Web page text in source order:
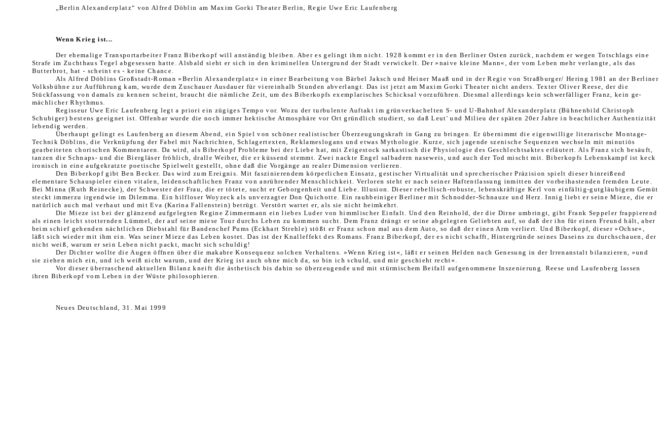
„Berlin Alexanderplatz“ von Alfred Döblin am Maxim Gorki Theater Berlin, Regie Uwe Eric Laufenberg
Wenn Krieg ist...
Der ehemalige Transportarbeiter Franz Biberkopf will anständig blei­ben. Aber es gelingt ihm nicht. 1928 kommt er in den Berliner Osten zurück, nachdem er wegen Totschlags eine
Strafe im Zuchthaus Tegel abgesessen hatte. Alsbald sieht er sich in den kriminellen Untergrund der Stadt verwickelt. Der »naive kleine Mann«, der vom Leben mehr verlangte, als das
Butterbrot, hat - scheint es - keine Chance.
Als Alfred Döblins Großstadt-Roman »Berlin Alexanderplatz« in einer Bear­beitung von Bärbel Jaksch und Heiner Maaß und in der Regie von Straßburger/ Hering 1981 an der Berliner
Volksbühne zur Aufführung kam, wurde dem Zu­schauer Ausdauer für viereinhalb Stun­den abverlangt. Das ist jetzt am Maxim Gorki Theater nicht anders. Texter Oliver Reese, der die
Stückfassung von damals zu kennen scheint, braucht die nämliche Zeit, um des Biberkopfs exemplarisches Schicksal vorzuführen. Diesmal aller­dings kein schwerfälliger Franz, kein ge­
mächlicher Rhythmus.
Regisseur Uwe Eric Laufenberg legt a priori ein zügiges Tempo vor. Wozu der turbulente Auftakt im grünverkachelten S- und U-Bahnhof Alexanderplatz (Büh­nenbild Christoph
Schubiger) bestens ge­eignet ist. Offenbar wurde die noch im­mer hektische Atmosphäre vor Ort gründlich studiert, so daß Leut' und Mi­lieu der späten 20er Jahre in beachtlicher Authentizität
lebendig werden.
Überhaupt gelingt es Laufenberg an die­sem Abend, ein Spiel von schöner reali­stischer Überzeugungskraft in Gang zu bringen. Er übernimmt die eigenwillige literarische Montage-
Technik Döblins, die Verknüpfung der Fabel mit Nach­richten, Schlagertexten, Reklameslogans und etwas Mythologie. Kurze, sich ja­gende szenische Sequenzen wechseln mit minutiös
gearbeiteten chorischen Kom­mentaren. Da wird, als Biberkopf Pro­bleme bei der Liebe hat, mit Zeigestock sarkastisch die Physiologie des Ge­schlechtsaktes erläutert. Als Franz sich besäuft,
tanzen die Schnaps- und die Biergläser fröhlich, dralle Weiber, die er küssend stemmt. Zwei nackte Engel sal­badern naseweis, und auch der Tod mischt mit. Biberkopfs Lebenskampf ist keck
ironisch in eine aufgekratzte poeti­sche Spielwelt gestellt, ohne daß die Vor­gänge an realer Dimension verlieren.
Den Biberkopf gibt Ben Becker. Das wird zum Ereignis. Mit faszinierendem körperlichen Einsatz, gestischer Virtuali­tät und sprecherischer Präzision spielt dieser hinreißend
elementare Schau­spieler einen vitalen, leidenschaftlichen Franz von anrührender Menschlichkeit. Verloren steht er nach seiner Haftentlas­sung inmitten der vorbeihastenden frem­den Leute.
Bei Minna (Ruth Reinecke), der Schwester der Frau, die er tötete, sucht er Geborgenheit und Liebe. Illusion. Dieser rebellisch-robuste, lebenskräftige Kerl von einfältig-gutgläubigem Gemüt
steckt immerzu irgendwie im Dilemma. Ein hilfloser Woyzeck als unverzagter Don Quichotte. Ein rauhbeiniger Berliner mit Schnodder-Schnauze und Herz. Innig liebt er seine Mieze, die er
natürlich auch mal verhaut und mit Eva (Karina Fallenstein) betrügt. Verstört wartet er, als sie nicht heimkehrt.
Die Mieze ist bei der glänzend aufge­legten Regine Zimmermann ein liebes Lu­der von himmlischer Einfalt. Und den Reinhold, der die Dirne umbringt, gibt Frank Seppeler frappierend
als einen leicht stotternden Lümmel, der auf seine miese Tour durchs Leben zu kommen sucht. Dem Franz drängt er seine abge­legten Geliebten auf, so daß der ihn für einen Freund hält, aber
beim schief ge­henden nächtlichen Diebstahl für Ban­denchef Pums (Eckhart Strehle) stößt er Franz schon mal aus dem Auto, so daß der einen Arm verliert. Und Biberkopf, dieser »Ochse«,
läßt sich wieder mit ihm ein. Was seiner Mieze das Leben kostet. Das ist der Knalleffekt des Romans. Franz Biberkopf, der es nicht schafft, Hintergründe seines Daseins zu durch­schauen, der
nicht weiß, warum er sein Leben nicht packt, macht sich schuldig!
Der Dichter wollte die Augen öffnen über die makabre Konsequenz solchen Verhaltens. »Wenn Krieg ist«, läßt er seinen Helden nach Genesung in der Irrenanstalt bilanzieren, »und
sie ziehen mich ein, und ich weiß nicht warum, und der Krieg ist auch ohne mich da, so bin ich schuld, und mir geschieht recht«.
Vor dieser überraschend aktuellen Bi­lanz kneift die ästhetisch bis dahin so überzeugende und mit stürmischem Bei­fall aufgenommene Inszenierung. Reese und Laufenberg lassen
ihren Biberkopf vom Leben in der Wüste philosophieren.
Neues Deutschland, 31. Mai 1999